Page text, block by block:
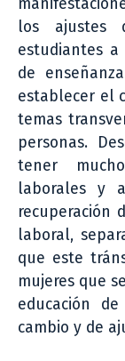
los ajustes
estudiantes a
de
establecer el
temas
personas.
tener
laborales y
recuperación
laboral,
que este
mujeres que
educación
cambio y de